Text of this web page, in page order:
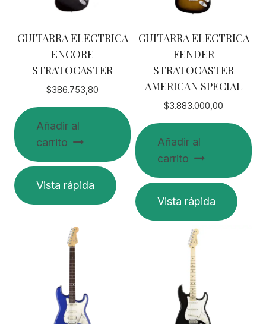
GUITARRA ELECTRICA
ENCORE
STRATOCASTER
$386.753,80
Añadir al
carrito
Vista rápida
GUITARRA ELECTRICA
FENDER
STRATOCASTER
AMERICAN SPECIAL
$3.883.000,00
Añadir al
carrito
Vista rápida